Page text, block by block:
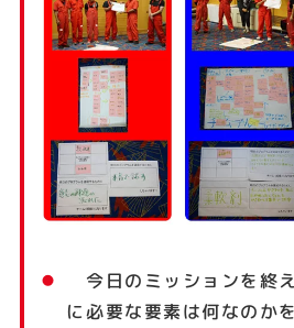
今日のミッションを終
に必要な要素は何なのか